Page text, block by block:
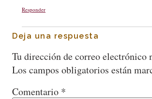
Responder
Deja una respuesta
Tu dirección de correo electrónico
Los campos obligatorios están
Comentario *